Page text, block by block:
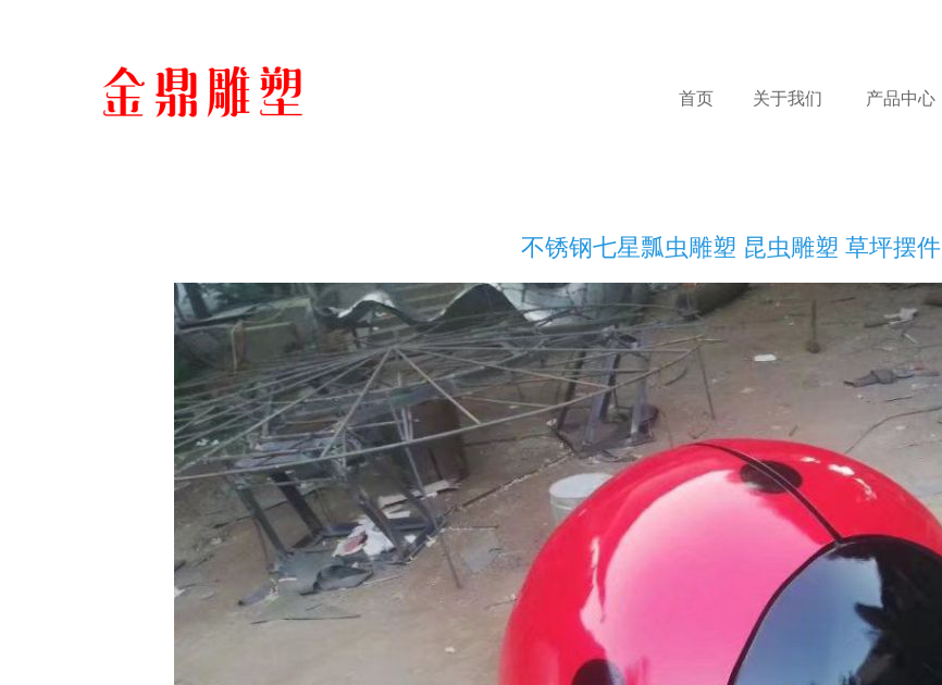
首页 关于我们 产品中心
不锈钢七星瓢虫雕塑 昆虫雕塑 草坪摆件